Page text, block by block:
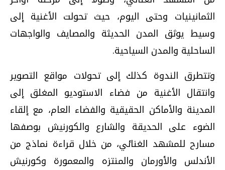
الثمانينيات وحتى اليوم، حيث تحولت الأغنية إلى
وسيط يوثق المدن الحديثة والمصايف والواجهات
الساحلية والمدن السياحية.
وتتطرق الندوة كذلك إلى تحولات مواقع التصوير
وانتقال الأغنية من فضاء الاستوديو المغلق إلى
المدينة والأماكن الحقيقية والفضاء العام، مع إلقاء
الضوء على الحديقة والشارع والكورنيش بوصفها
مسارح للمشهد الغنائي، من خلال قراءة نماذج من
الأندلس والأورمان والمنتزه والمعمورة وكورنيش